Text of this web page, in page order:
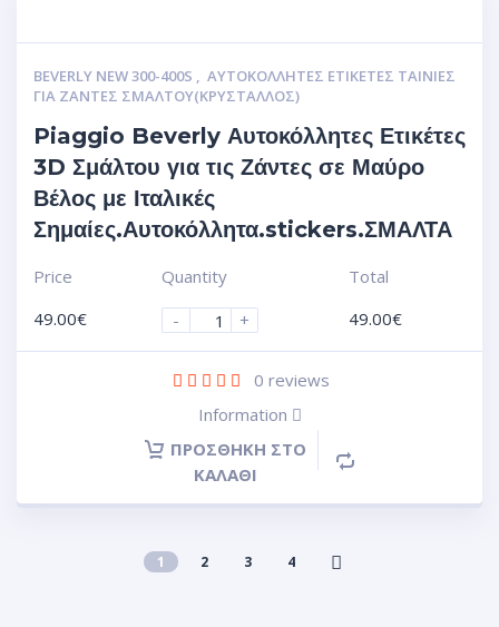
BEVERLY NEW 300-400S , ΑΥΤΟΚΌΛΛΗΤΕΣ ΕΤΙΚΈΤΕΣ ΤΑΙΝΊΕΣ
ΓΙΑ ΖΆΝΤΕΣ ΣΜΆΛΤΟΥ(ΚΡΎΣΤΑΛΛΟΣ)
Piaggio Beverly Αυτοκόλλητες Ετικέτες
3D Σμάλτου για τις Ζάντες σε Μαύρο
Βέλος με Ιταλικές
Σημαίες.Αυτοκόλλητα.stickers.ΣΜΑΛΤΑ
Price
49.00€
Quantity
-
+
Total
49.00€
0 reviews
Information
ΠΡΟΣΘΉΚΗ ΣΤΟ
ΚΑΛΆΘΙ
1 2 3 4